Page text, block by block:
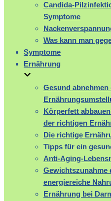
Candida-
Symptome
Was kann man
Symptome
Ernährung
Gesund abnehmen
Körperfett
der richtigen
Die richtige
Tipps für ein
Anti-Aging-
Gewichtszunahme
energiereiche
Ernährung bei